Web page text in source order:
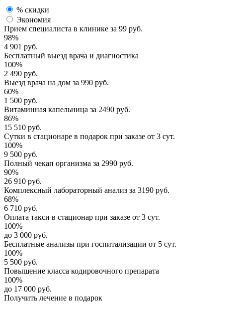
% скидки
Экономия
Прием специалиста в клинике за 99 руб.
98%
4 901 руб.
Бесплатный выезд врача и диагностика
100%
2 490 руб.
Выезд врача на дом за 990 руб.
60%
1 500 руб.
Витаминная капельница за 2490 руб.
86%
15 510 руб.
Сутки в стационаре в подарок при заказе от 3 сут.
100%
9 500 руб.
Полный чекап организма за 2990 руб.
90%
26 910 руб.
Комплексный лабораторный анализ за 3190 руб.
68%
6 710 руб.
Оплата такси в стационар при заказе от 3 сут.
100%
до 3 000 руб.
Бесплатные анализы при госпитализации от 5 сут.
100%
5 500 руб.
Повышение класса кодировочного препарата
100%
до 17 000 руб.
Получить лечение в подарок